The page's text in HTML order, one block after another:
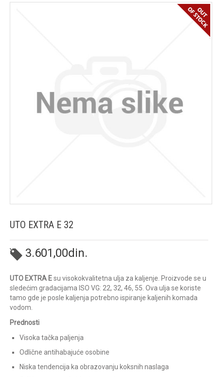
UTO EXTRA E 32
3.601,00din.
UTO EXTRA Esu visokokvalitetna ulja za kaljenje. Proizvode se u
sledećim gradacijama ISO VG: 22, 32, 46, 55. Ova ulja se koriste
tamo gde je posle kaljenja potrebno ispiranje kaljenih komada
vodom.
Prednosti
Visoka tačka paljenja
Odlične antihabajuće osobine
Niska tendencija ka obrazovanju koksnih naslaga